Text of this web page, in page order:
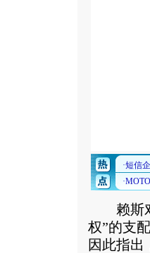
赖斯对
权”的支
因此指出